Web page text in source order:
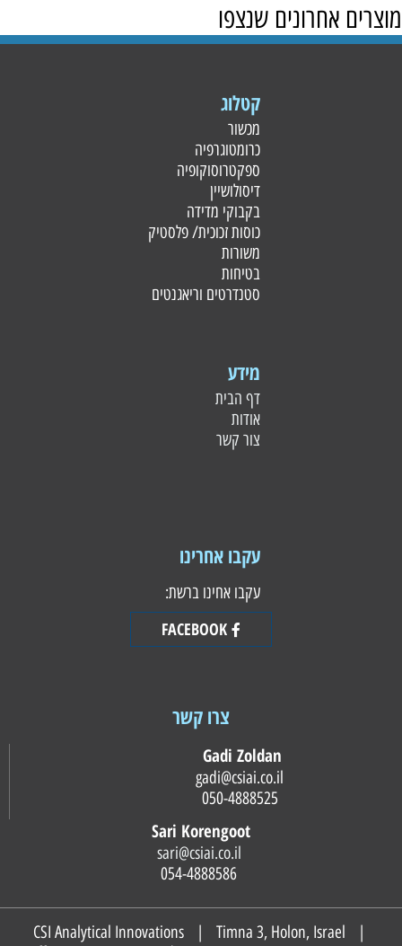
מוצרים אחרונים שנצפו
קטלוג
מכשור
כרומטוגרפיה
ספקטרוסוקופיה
דיסולושיין
בקבוקי מדידה
כוסות זכוכית/ פלסטיק
משורות
בטיחות
סטנדרטים וריאגנטים
מידע
דף הבית
אודות
צור קשר
עקבו אחרינו
עקבו אחינו ברשת:
FACEBOOK
צרו קשר
Gadi Zoldan
Sari Korengoot
sari@csiai.co.il
CSI Analytical Innovations | Timna 3, Holon, Israel |